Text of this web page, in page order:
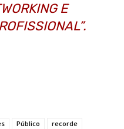
E
Público
recorde